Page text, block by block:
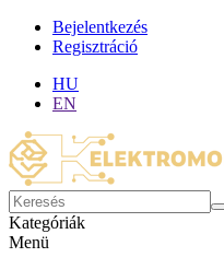
Bejelentkezés
Regisztráció
HU
EN
Kategóriák
Menü